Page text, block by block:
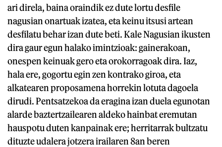
ari direla, baina oraindik ez dute lortu desfile
nagusian onartuak izatea, eta keinu itsusi artean
desfilatu behar izan dute beti. Kale Nagusian ikusten
dira gaur egun halako imintzioak: gainerakoan,
onespen keinuak gero eta orokorragoak dira. Iaz,
hala ere, gogortu egin zen kontrako giroa, eta
alkatearen proposamena horrekin lotuta dagoela
dirudi. Pentsatzekoa da eragina izan duela egunotan
alarde baztertzailearen aldeko hainbat eremutan
hauspotu duten kanpainak ere; herritarrak bultzatu
dituzte udalera jotzera irailaren 8an beren